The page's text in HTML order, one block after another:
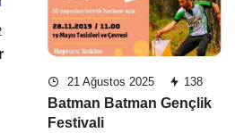
21 Ağustos 2025 138
Batman Batman Gençlik
Festivali